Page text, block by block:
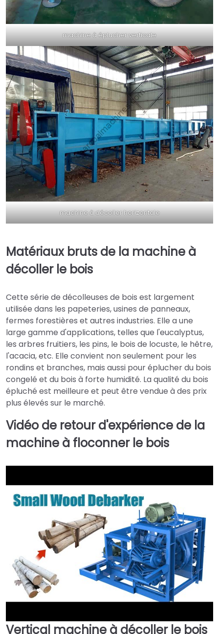
machine à éplucher verticale
machine à décoller horizontale
Matériaux bruts de la machine à
décoller le bois
Cette série de décolleuses de bois est largement
utilisée dans les papeteries, usines de panneaux,
fermes forestières et autres industries. Elle a une
large gamme d'applications, telles que l'eucalyptus,
les arbres fruitiers, les pins, le bois de locuste, le hêtre,
l'acacia, etc. Elle convient non seulement pour les
rondins et branches, mais aussi pour éplucher du bois
congelé et du bois à forte humidité. La qualité du bois
épluché est meilleure et peut être vendue à des prix
plus élevés sur le marché.
Vidéo de retour d'expérience de la
machine à floconner le bois
Vertical machine à décoller le bois